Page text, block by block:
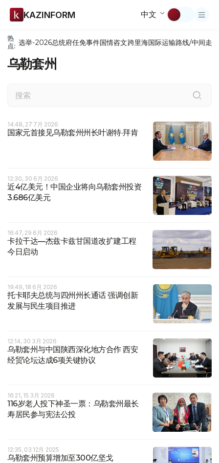
KAZINFORM 中文
热
点: 选举-2026总统府任免事件国情咨文跨里海国际运输路线/中间走廊
乌勒套州
14:48, 27 7月 2026
国家元首接见乌勒套州州长叶谢特·拜肯
12:30, 30 6月 2026
近4亿美元！中国企业将向乌勒套州投资
3.686亿美元
16:47, 29 6月 2026
卡拉干达—杰兹卡兹甘国道改扩建工程
今日启动
19:49, 18 6月 2026
托卡耶夫总统与四州州长通话 强调创新
发展与民生项目推进
12:14, 30 3月 2026
乌勒套州与中国陕西深化地方合作 西安
经贸论坛达成6项关键协议
16:21, 15 3月 2026
116岁老人投下神圣一票：乌勒套州最长
寿居民参与宪法公投
12:35, 03 12月 2025
乌勒套州预算增加至300亿坚戈